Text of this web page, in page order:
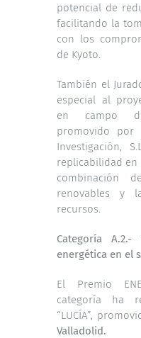
potencial de
facilitando la
con los
de Kyoto.
También el
especial al
en campo de
promovido por
Investigación,
replicabilidad
combinación
renovables y
recursos.
Categoría
energética en el
El Premio
categoría ha
“LUCÍA”,
Valladolid.